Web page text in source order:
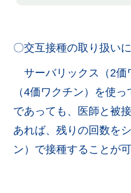
〇交互接種の取り扱い
サーバリックス（2価
（4価ワクチン）を使
であっても、医師と被
あれば、残りの回数を
ン）で接種することが可